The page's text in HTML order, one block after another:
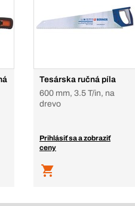
Tesárska ručná píla
600 mm, 3.5 T/in, na
drevo
Prihlásiť sa a zobraziť
ceny